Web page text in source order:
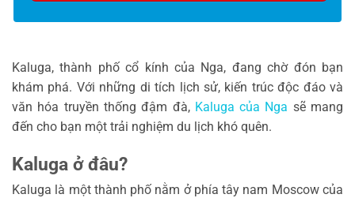
Kaluga, thành phố cổ kính của Nga, đang chờ đón bạn
khám phá. Với những di tích lịch sử, kiến trúc độc đáo và
văn hóa truyền thống đậm đà, Kaluga của Nga sẽ mang
đến cho bạn một trải nghiệm du lịch khó quên.
Kaluga ở đâu?
Kaluga là một thành phố nằm ở phía tây nam Moscow của